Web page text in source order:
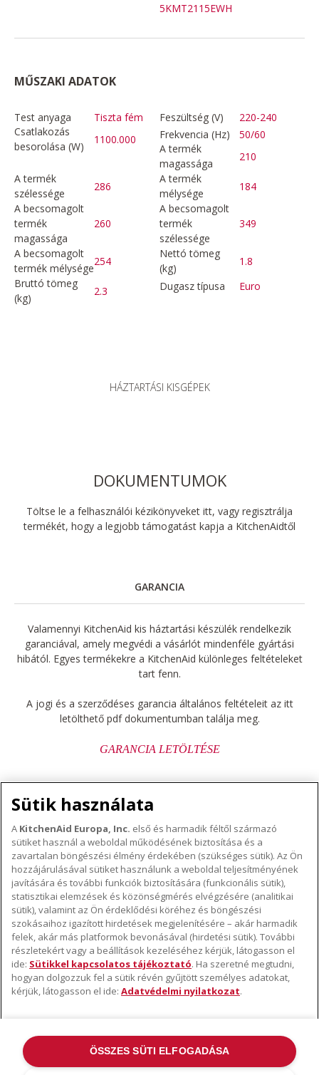
5KMT2115EWH
MŰSZAKI ADATOK
Test anyaga Tiszta fém Feszültség (V)
220-240
Csatlakozás
besorolása (W)
1100.000 Frekvencia (Hz)
50/60
A termék
magassága
210
A termék
szélessége
286
A termék
mélysége
184
A becsomagolt
termék
magassága
260
A becsomagolt
termék
szélessége
349
A becsomagolt
termék mélysége
254
Nettó tömeg
(kg)
1.8
Bruttó tömeg
(kg)
2.3 Dugasz típusa Euro
HÁZTARTÁSI KISGÉPEK
DOKUMENTUMOK
Töltse le a felhasználói kézikönyveket itt, vagy regisztrálja
termékét, hogy a legjobb támogatást kapja a KitchenAidtől
GARANCIA
Valamennyi KitchenAid kis háztartási készülék rendelkezik
garanciával, amely megvédi a vásárlót mindenféle gyártási
hibától. Egyes termékekre a KitchenAid különleges feltételeket
tart fenn.
A jogi és a szerződéses garancia általános feltételeit az itt
letölthető pdf dokumentumban találja meg.
GARANCIA LETÖLTÉSE
A KITCHENAID MÁRKÁRÓL
A márka lényege
A márka története
ODR
TÁMOGATÁS
Hol lehet megvenni
Garancia és dokumentumok
Ügyfélszolgálat
KÖVESSEN BENNÜNKET
©2022 Minden jog fenntartva. A KitchenAid és a robotgép kialakítása az
Sütik használata
A KitchenAid Europa, Inc. első és harmadik féltől származó
sütiket használ a weboldal működésének biztosítása és a
zavartalan böngészési élmény érdekében (szükséges sütik). Az Ön
hozzájárulásával sütiket használunk a weboldal teljesítményének
javítására és további funkciók biztosítására (funkcionális sütik),
statisztikai elemzések és közönségmérés elvégzésére (analitikai
sütik), valamint az Ön érdeklődési köréhez és böngészési
szokásaihoz igazított hirdetések megjelenítésére – akár harmadik
felek, akár más platformok bevonásával (hirdetési sütik). További
részletekért vagy a beállítások kezeléséhez kérjük, látogasson el
ide: Sütikkel kapcsolatos tájékoztató. Ha szeretné megtudni,
hogyan dolgozzuk fel a sütik révén gyűjtött személyes adatokat,
kérjük, látogasson el ide: Adatvédelmi nyilatkozat.
ÖSSZES SÜTI ELFOGADÁSA